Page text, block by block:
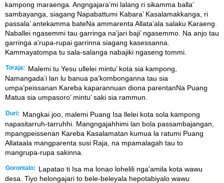
kampong maraenga. Angngajara’mi lalang ri sikamma balla’
sambayanga, siagang Napabattumi Kabara’ Kasalamakkanga, ri
passala’ antekamma bateNa ammarenta Allata’ala salaku Karaeng.
Naballei ngasemmi tau garringa na’jari baji’ ngasemmo. Na anjo tau
garringa a’rupa-rupai garrinna siagang kasessanna.
Kammayatompa tu sala-salanga nabajiki ngaseng tommi.
Toraja:
Malemi tu Yesu ullelei mintu’ kota sia kampong,
Namangada’i lan lu banua pa’kombonganna tau sia
umpa’peissanan Kareba kaparannuan diona parentanNa Puang
Matua sia umpasoro’ mintu’ saki sia rammun.
Duri:
Mangkai joo, malemi Puang Isa llelei kota sola kampong
napasitarruh-tarruhhi. Mangngajahhimi lan bola passambajangan,
mpangpeissenan Kareba Kasalamatan kumua la ratumi Puang
Allataala mangparenta susi Raja, na mpamalagah tau to
mangrupa-rupa sakinna.
Gorontalo:
Lapatao ti Isa ma lonao lohelili nga'amila kota wawu
desa. Tiyo helongajari to bele-beleyala hepotabiyalo wawu